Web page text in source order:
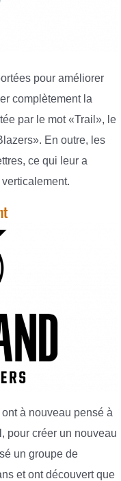
pour améliorer
complètement la
par le mot «Trail», le
En outre, les
ce qui leur a
à nouveau pensé à
pour créer un nouveau
un groupe de
et ont découvert que